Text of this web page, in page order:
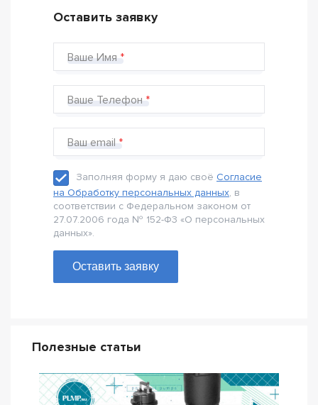
Оставить заявку
Ваше Имя
Ваше Телефон
Ваш email
Заполняя форму я даю своё Согласие
на Обработку персональных данных, в
соответствии с Федеральном законом от
27.07.2006 года № 152-Ф3 «О персональных
данных».
Оставить заявку
Полезные статьи